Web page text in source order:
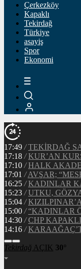
Çerkezköy
Kapaklı
Tekirdağ
Türkiye
asayiş
Spor
Ekonomi
Tekirdağ AÇIK 30°